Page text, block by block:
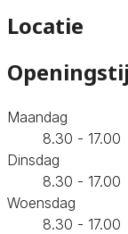
Locatie
Maandag
8.30 - 17.00
Dinsdag
8.30 - 17.00
Woensdag
8.30 - 17.00